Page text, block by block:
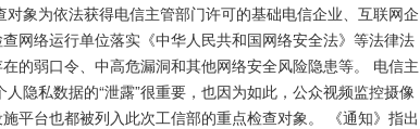
象为依法获得电信主管部门许可的基础电信企业、互联网企
网络运行单位落实《中华人民共和国网络安全法》等法律法
的弱口令、中高危漏洞和其他网络安全风险隐患等。 电信主
隐私数据的“泄露”很重要，也因为如此，公众视频监控摄像
平台也都被列入此次工信部的重点检查对象。 《通知》指出